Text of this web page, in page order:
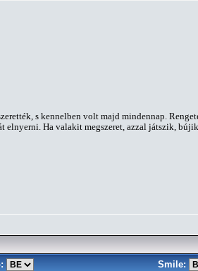
s kennelben volt majd mindennap.
elnyerni. Ha valakit megszeret, azzal játszik,
Smile: